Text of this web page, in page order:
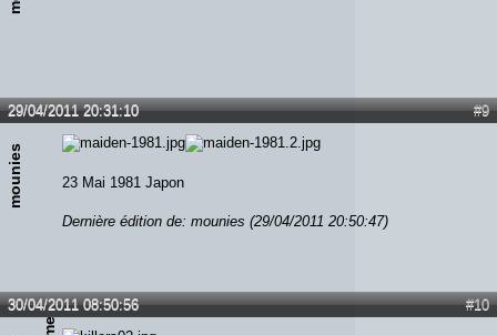
#9
29/04/2011 20:31:10
mounies 23 Mai 1981 Japon
Dernière édition de: mounies (29/04/2011 20:50:47)
#10
30/04/2011 08:50:56